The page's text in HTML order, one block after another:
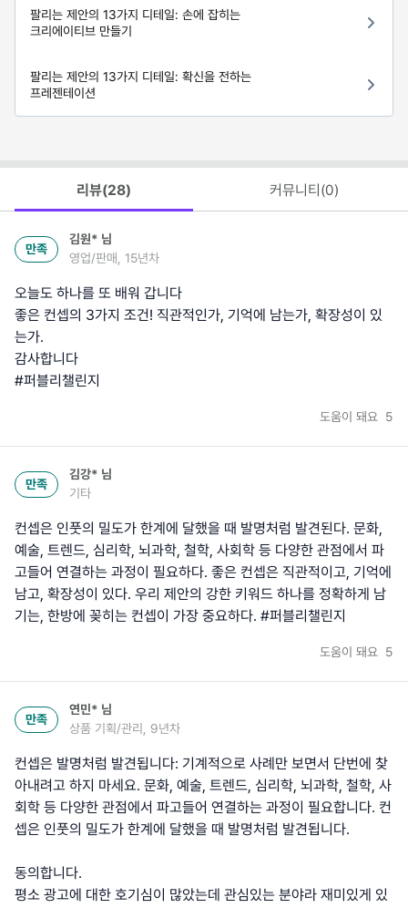
팔리는 제안의 13가지 디테일: 손에 잡히는
크리에이티브 만들기
팔리는 제안의 13가지 디테일: 확신을 전하는
프레젠테이션
리뷰(28) 커뮤니티(0)
만족
김원* 님
영업/판매, 15년차
오늘도 하나를 또 배워 갑니다
좋은 컨셉의 3가지 조건! 직관적인가, 기억에 남는가, 확장성이 있
는가.
감사합니다
#퍼블리챌린지
도움이 돼요 5
만족
김강* 님
기타
컨셉은 인풋의 밀도가 한계에 달했을 때 발명처럼 발견된다. 문화,
예술, 트렌드, 심리학, 뇌과학, 철학, 사회학 등 다양한 관점에서 파
고들어 연결하는 과정이 필요하다. 좋은 컨셉은 직관적이고, 기억에
남고, 확장성이 있다. 우리 제안의 강한 키워드 하나를 정확하게 남
기는, 한방에 꽂히는 컨셉이 가장 중요하다. #퍼블리챌린지
도움이 돼요 5
만족
연민* 님
상품 기획/관리, 9년차
컨셉은 발명처럼 발견됩니다: 기계적으로 사례만 보면서 단번에 찾
아내려고 하지 마세요. 문화, 예술, 트렌드, 심리학, 뇌과학, 철학, 사
회학 등 다양한 관점에서 파고들어 연결하는 과정이 필요합니다. 컨
셉은 인풋의 밀도가 한계에 달했을 때 발명처럼 발견됩니다.
동의합니다.
평소 광고에 대한 호기심이 많았는데 관심있는 분야라 재미있게 있